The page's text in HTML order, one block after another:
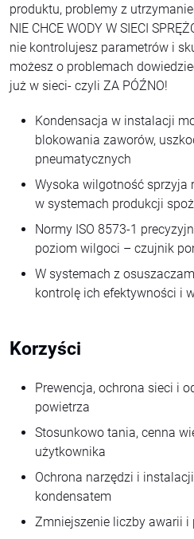
produktu, problemy z
NIE CHCE WODY W SIECI
nie kontrolujesz parametrów i
możesz o problemach
już w sieci- czyli ZA PÓŹNO!
Kondensacja w instalacji
blokowania zaworów,
pneumatycznych
Wysoka wilgotność
w systemach produkcji
Normy ISO 8573-1
poziom wilgoci – czujnik
W systemach z
kontrolę ich efektywności i
Korzyści
Prewencja, ochrona sieci i
powietrza
Stosunkowo tania, cenna
użytkownika
Ochrona narzędzi i
kondensatem
Zmniejszenie liczby awarii i